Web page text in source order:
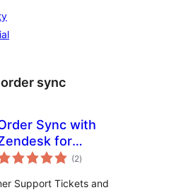
order sync
Sync with
for
(2مجموعی
درجہ
)
Support Tickets and